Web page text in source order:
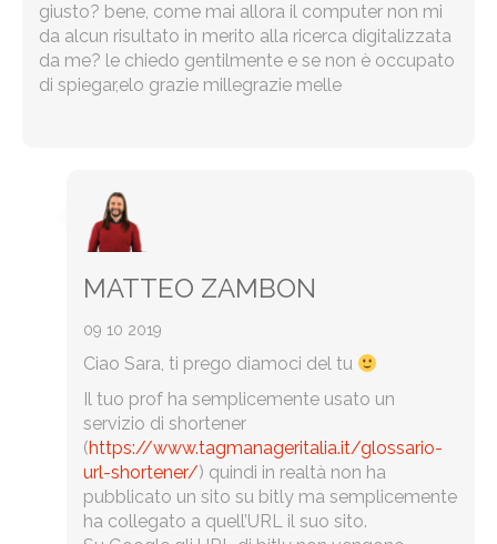
giusto? bene, come mai allora il computer non mi
da alcun risultato in merito alla ricerca digitalizzata
da me? le chiedo gentilmente e se non è occupato
di spiegar,elo grazie millegrazie melle
MATTEO ZAMBON
09 10 2019
Ciao Sara, ti prego diamoci del tu
Il tuo prof ha semplicemente usato un
servizio di shortener
(https://www.tagmanageritalia.it/glossario-
url-shortener/) quindi in realtà non ha
pubblicato un sito su bitly ma semplicemente
ha collegato a quell’URL il suo sito.